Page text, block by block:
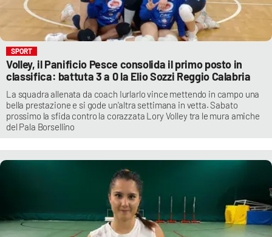
SPORT
Volley, il Panificio Pesce consolida il primo posto in
classifica: battuta 3 a 0 la Elio Sozzi Reggio Calabria
La squadra allenata da coach Iurlarlo vince mettendo in campo una
bella prestazione e si gode un'altra settimana in vetta. Sabato
prossimo la sfida contro la corazzata Lory Volley tra le mura amiche
del Pala Borsellino